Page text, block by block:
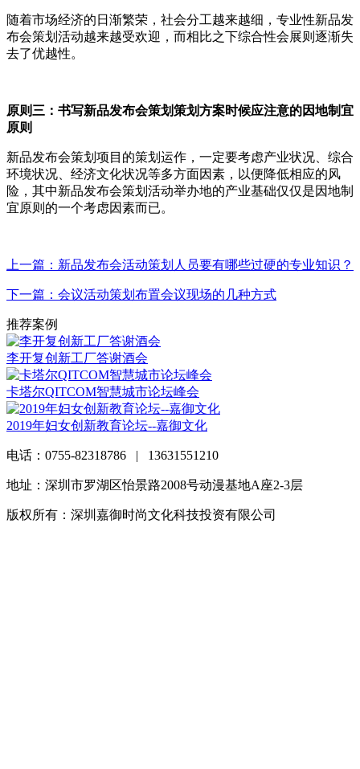
随着市场经济的日渐繁荣，社会分工越来越细，专业性新品发
布会策划活动越来越受欢迎，而相比之下综合性会展则逐渐失
去了优越性。
原则三：书写新品发布会策划策划方案时候应注意的因地制宜
原则
新品发布会策划项目的策划运作，一定要考虑产业状况、综合
环境状况、经济文化状况等多方面因素，以便降低相应的风
险，其中新品发布会策划活动举办地的产业基础仅仅是因地制
宜原则的一个考虑因素而已。
上一篇：新品发布会活动策划人员要有哪些过硬的专业知识？
下一篇：会议活动策划布置会议现场的几种方式
推荐案例
李开复创新工厂答谢酒会
卡塔尔QITCOM智慧城市论坛峰会
2019年妇女创新教育论坛--嘉御文化
电话：0755-82318786 | 13631551210
地址：深圳市罗湖区怡景路2008号动漫基地A座2-3层
版权所有：深圳嘉御时尚文化科技投资有限公司